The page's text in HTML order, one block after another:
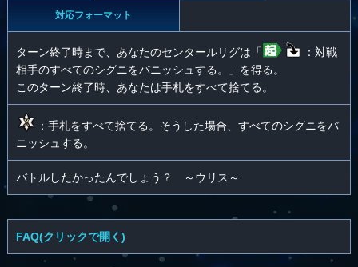
対応フォーマット
ターン終了時まで、あなたのセンタールリグは「
：対戦
相手のすべてのシグニをバニッシュする。」を得る。
このターン終了時、あなたは手札をすべて捨てる。
：手札をすべて捨てる。そうした場合、すべてのシグニをバ
ニッシュする。
バトルしたかったんでしょう？ ～ウリス～
FAQ(クリックで開く)